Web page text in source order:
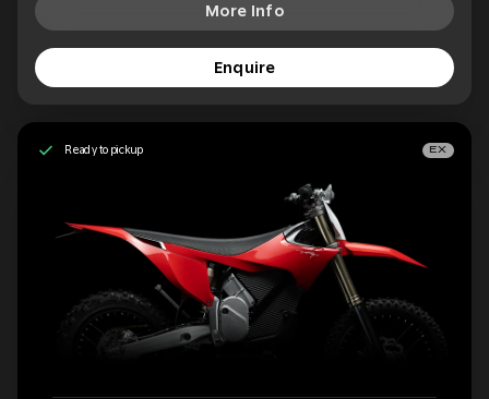
More Info
Enquire
Ready to pickup EX